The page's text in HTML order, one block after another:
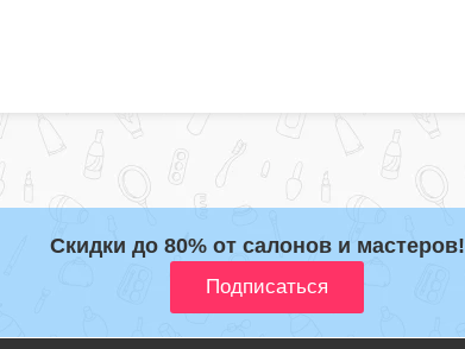
Скидки до 80% от салонов и мастеров!